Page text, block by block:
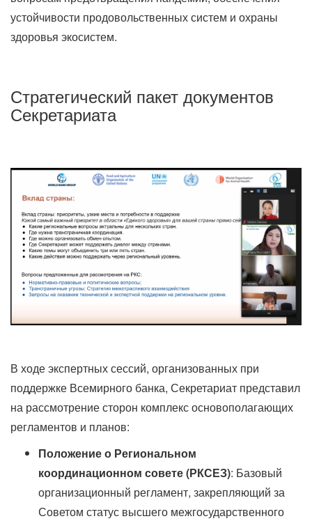
устойчивости продовольственных систем и охраны
здоровья экосистем.
Стратегический пакет документов
Секретариата
В ходе экспертных сессий, организованных при
поддержке Всемирного банка, Секретариат представил
на рассмотрение сторон комплекс основополагающих
регламентов и планов:
Положение о Региональном
координационном совете (РКСЕЗ): Базовый
организационный регламент, закрепляющий за
Советом статус высшего межгосударственного